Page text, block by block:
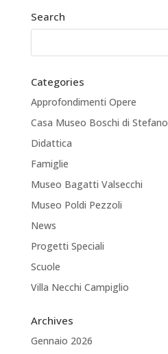
Search
Categories
Approfondimenti Opere
Casa Museo Boschi di Stefano
Didattica
Famiglie
Museo Bagatti Valsecchi
Museo Poldi Pezzoli
News
Progetti Speciali
Scuole
Villa Necchi Campiglio
Archives
Gennaio 2026